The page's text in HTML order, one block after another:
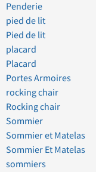
Penderie
pied de lit
Pied de lit
placard
Placard
Portes Armoires
rocking chair
Rocking chair
Sommier
Sommier et Matelas
Sommier Et Matelas
sommiers